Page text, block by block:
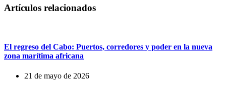
Artículos relacionados
El regreso del Cabo: Puertos, corredores y poder en la nueva
zona marítima africana
21 de mayo de 2026